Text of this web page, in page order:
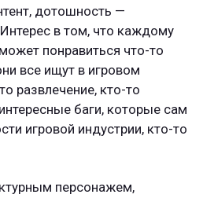
дотошность —
в том, что каждому
понравиться что-то
все ищут в игровом
развлечение, кто-то
баги, которые сам
игровой индустрии, кто-то
персонажем,